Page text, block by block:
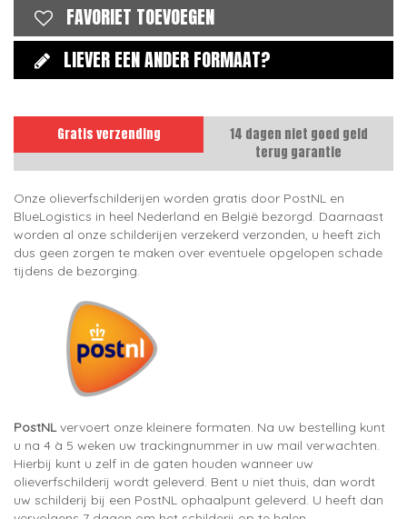
FAVORIET TOEVOEGEN
LIEVER EEN ANDER FORMAAT?
Gratis verzending
14 dagen niet goed geld
terug garantie
Onze olieverfschilderijen worden gratis door PostNL en
BlueLogistics in heel Nederland en België bezorgd. Daarnaast
worden al onze schilderijen verzekerd verzonden, u heeft zich
dus geen zorgen te maken over eventuele opgelopen schade
tijdens de bezorging.
PostNLvervoert onze kleinere formaten. Na uw bestelling kunt
u na 4 à 5 weken uw trackingnummer in uw mail verwachten.
Hierbij kunt u zelf in de gaten houden wanneer uw
olieverfschilderij wordt geleverd. Bent u niet thuis, dan wordt
uw schilderij bij een PostNL ophaalpunt geleverd. U heeft dan